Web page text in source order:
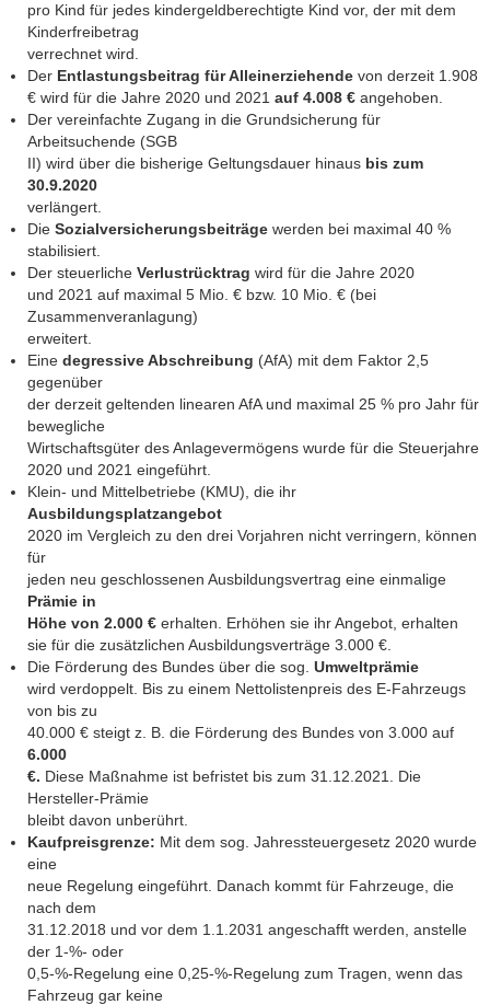
pro Kind für jedes kindergeldberechtigte Kind vor, der mit dem
Kinderfreibetrag
verrechnet wird.
Der Entlastungsbeitrag für Alleinerziehende von derzeit 1.908
€ wird für die Jahre 2020 und 2021 auf 4.008 € angehoben.
Der vereinfachte Zugang in die Grundsicherung für
Arbeitsuchende (SGB
II) wird über die bisherige Geltungsdauer hinaus bis zum
30.9.2020
verlängert.
Die Sozialversicherungsbeiträge werden bei maximal 40 %
stabilisiert.
Der steuerliche Verlustrücktrag wird für die Jahre 2020
und 2021 auf maximal 5 Mio. € bzw. 10 Mio. € (bei
Zusammenveranlagung)
erweitert.
Eine degressive Abschreibung (AfA) mit dem Faktor 2,5
gegenüber
der derzeit geltenden linearen AfA und maximal 25 % pro Jahr für
bewegliche
Wirtschaftsgüter des Anlagevermögens wurde für die Steuerjahre
2020 und 2021 eingeführt.
Klein- und Mittelbetriebe (KMU), die ihr
Ausbildungsplatzangebot
2020 im Vergleich zu den drei Vorjahren nicht verringern, können
für
jeden neu geschlossenen Ausbildungsvertrag eine einmalige
Prämie in
Höhe von 2.000 € erhalten. Erhöhen sie ihr Angebot, erhalten
sie für die zusätzlichen Ausbildungsverträge 3.000 €.
Die Förderung des Bundes über die sog. Umweltprämie
wird verdoppelt. Bis zu einem Nettolistenpreis des E-Fahrzeugs
von bis zu
40.000 € steigt z. B. die Förderung des Bundes von 3.000 auf
6.000
€. Diese Maßnahme ist befristet bis zum 31.12.2021. Die
Hersteller-Prämie
bleibt davon unberührt.
Kaufpreisgrenze: Mit dem sog. Jahressteuergesetz 2020 wurde
eine
neue Regelung eingeführt. Danach kommt für Fahrzeuge, die
nach dem
31.12.2018 und vor dem 1.1.2031 angeschafft werden, anstelle
der 1-%- oder
0,5-%-Regelung eine 0,25-%-Regelung zum Tragen, wenn das
Fahrzeug gar keine